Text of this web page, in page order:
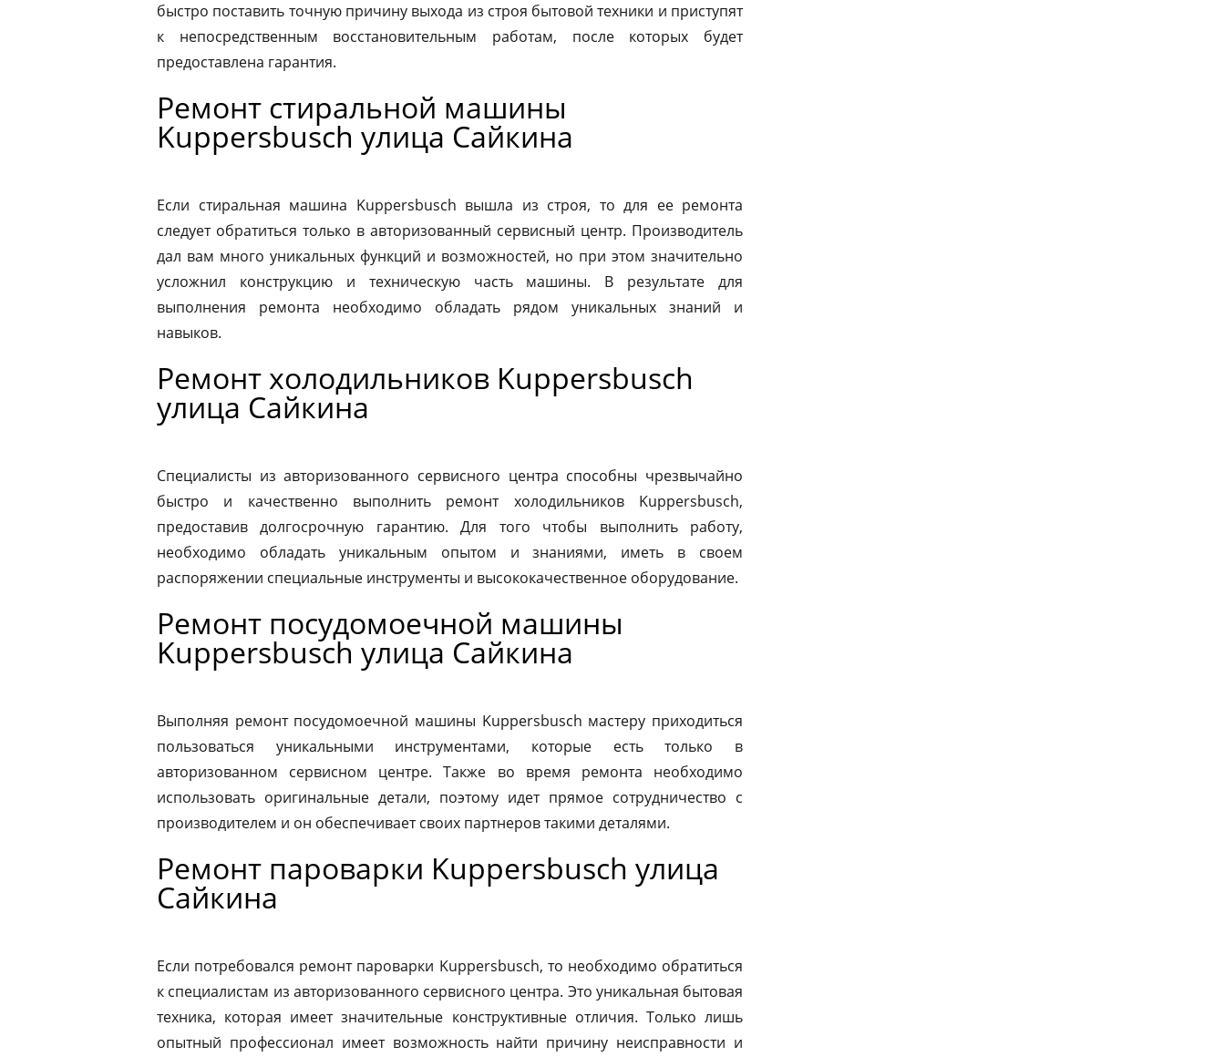
быстро поставить точную причину выхода из строя бытовой техники и приступят
к непосредственным восстановительным работам, после которых будет
предоставлена гарантия.
Ремонт стиральной машины
Kuppersbusch улица Сайкина
Если стиральная машина Kuppersbusch вышла из строя, то для ее ремонта
следует обратиться только в авторизованный сервисный центр. Производитель
дал вам много уникальных функций и возможностей, но при этом значительно
усложнил конструкцию и техническую часть машины. В результате для
выполнения ремонта необходимо обладать рядом уникальных знаний и
навыков.
Ремонт холодильников Kuppersbusch
улица Сайкина
Специалисты из авторизованного сервисного центра способны чрезвычайно
быстро и качественно выполнить ремонт холодильников Kuppersbusch,
предоставив долгосрочную гарантию. Для того чтобы выполнить работу,
необходимо обладать уникальным опытом и знаниями, иметь в своем
распоряжении специальные инструменты и высококачественное оборудование.
Ремонт посудомоечной машины
Kuppersbusch улица Сайкина
Выполняя ремонт посудомоечной машины Kuppersbusch мастеру приходиться
пользоваться уникальными инструментами, которые есть только в
авторизованном сервисном центре. Также во время ремонта необходимо
использовать оригинальные детали, поэтому идет прямое сотрудничество с
производителем и он обеспечивает своих партнеров такими деталями.
Ремонт пароварки Kuppersbusch улица
Сайкина
Если потребовался ремонт пароварки Kuppersbusch, то необходимо обратиться
к специалистам из авторизованного сервисного центра. Это уникальная бытовая
техника, которая имеет значительные конструктивные отличия. Только лишь
опытный профессионал имеет возможность найти причину неисправности и